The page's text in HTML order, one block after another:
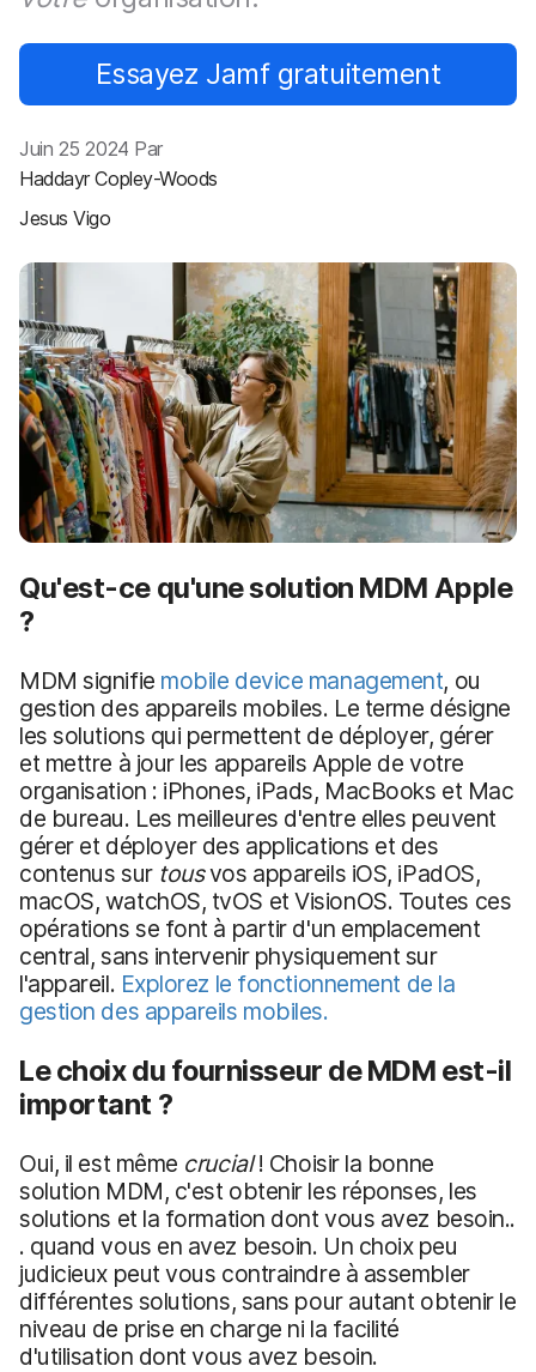
Essayez Jamf gratuitement
Juin 25 2024 Par
Haddayr Copley-Woods
Jesus Vigo
Qu'est-ce qu'une solution MDM Apple
?
MDM signifie mobile device management, ou
gestion des appareils mobiles. Le terme désigne
les solutions qui permettent de déployer, gérer
et mettre à jour les appareils Apple de votre
organisation : iPhones, iPads, MacBooks et Mac
de bureau. Les meilleures d'entre elles peuvent
gérer et déployer des applications et des
contenus sur tousvos appareils iOS, iPadOS,
macOS, watchOS, tvOS et VisionOS. Toutes ces
opérations se font à partir d'un emplacement
central, sans intervenir physiquement sur
l'appareil. Explorez le fonctionnement de la
gestion des appareils mobiles.
Le choix du fournisseur de MDM est-il
important ?
Oui, il est même crucial! Choisir la bonne
solution MDM, c'est obtenir les réponses, les
solutions et la formation dont vous avez besoin..
. quand vous en avez besoin. Un choix peu
judicieux peut vous contraindre à assembler
différentes solutions, sans pour autant obtenir le
niveau de prise en charge ni la facilité
d'utilisation dont vous avez besoin.